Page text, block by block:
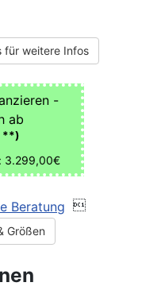
für weitere Infos
-
ab
**)
3.299,00€

Größen